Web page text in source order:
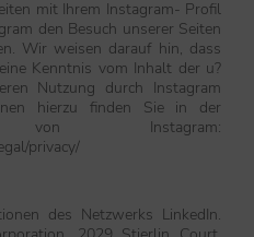
mit Ihrem Instagram- Profil
den Besuch unserer Seiten
Wir weisen darauf hin, dass
Kenntnis vom Inhalt der u?
Nutzung durch Instagram
hierzu finden Sie in der
von Instagram:
privacy/
des Netzwerks LinkedIn.